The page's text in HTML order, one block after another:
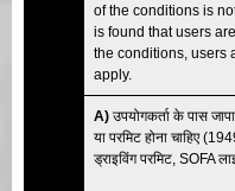
of the conditions is
is found that users
the conditions, users
apply.
A) उपयोगकर्ता के पास
या परमिट होना चाहिए
ड्राइविंग परमिट, SOFA